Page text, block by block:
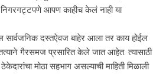
निगरगट्टपणे आपण काहीच केलं नाही या
सार्वजनिक दस्तऐवज बाहेर आला तर काय होईल
गैरसमज प्रसारित केले जात आहेत. त्यासाठी
मोठा सहभाग असल्याची माहिती मिळाली